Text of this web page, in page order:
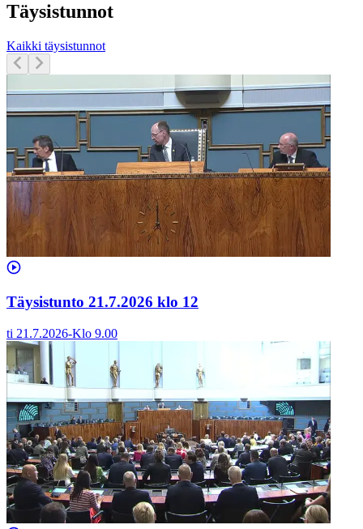
Täysistunnot
Kaikki täysistunnot
Täysistunto 21.7.2026 klo 12
ti 21.7.2026-Klo 9.00